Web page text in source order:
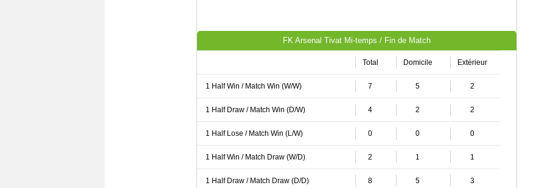
FK Arsenal Tivat Mi-temps / Fin de Match
Total Domicile Extérieur
1 Half Win / Match Win (W/W) 7 5 2
1 Half Draw / Match Win (D/W) 4 2 2
1 Half Lose / Match Win (L/W) 0 0 0
1 Half Win / Match Draw (W/D) 2 1 1
1 Half Draw / Match Draw (D/D) 8 5 3